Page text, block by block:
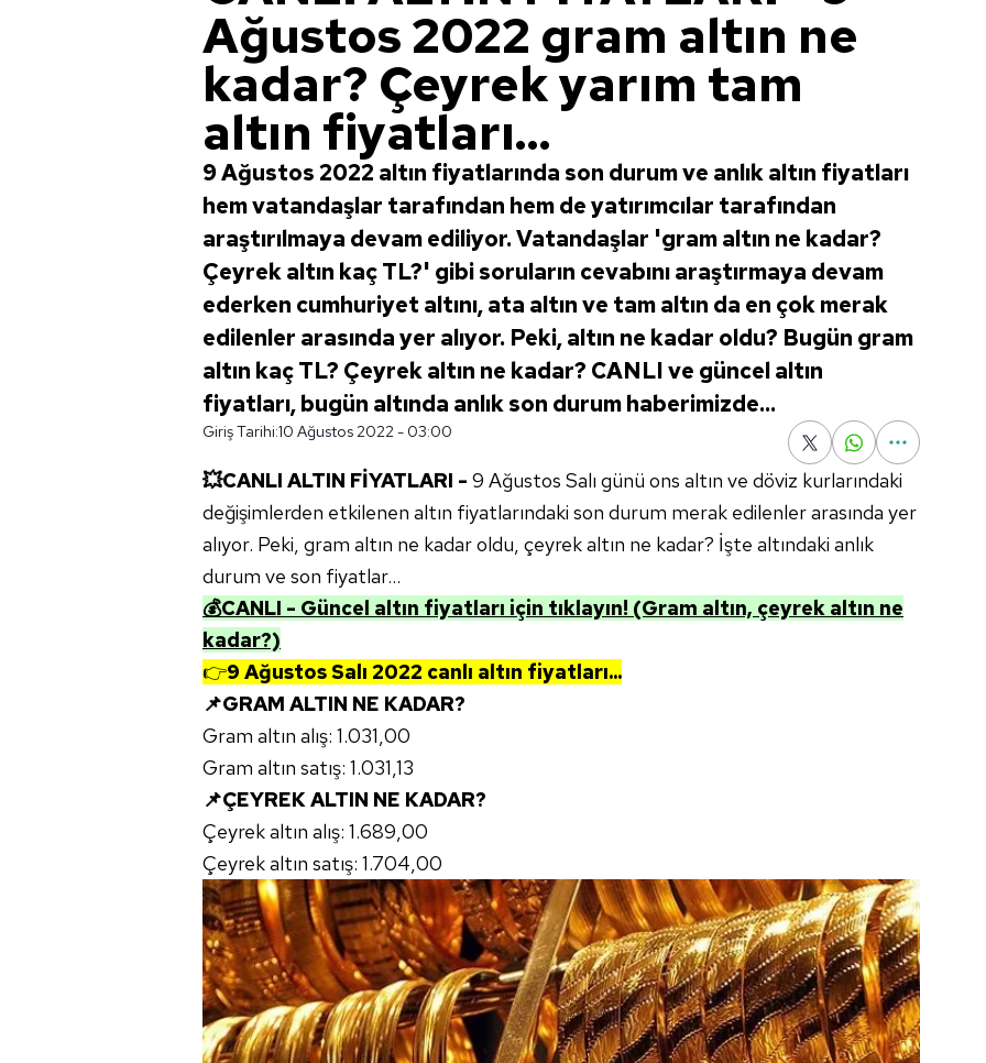
Ağustos 2022 gram altın ne
kadar? Çeyrek yarım tam
altın fiyatları...
9 Ağustos 2022 altın fiyatlarında son durum ve anlık altın fiyatları
hem vatandaşlar tarafından hem de yatırımcılar tarafından
araştırılmaya devam ediliyor. Vatandaşlar 'gram altın ne kadar?
Çeyrek altın kaç TL?' gibi soruların cevabını araştırmaya devam
ederken cumhuriyet altını, ata altın ve tam altın da en çok merak
edilenler arasında yer alıyor. Peki, altın ne kadar oldu? Bugün gram
altın kaç TL? Çeyrek altın ne kadar? CANLI ve güncel altın
fiyatları, bugün altında anlık son durum haberimizde...
Giriş Tarihi:10 Ağustos 2022 - 03:00
💥CANLI ALTIN FİYATLARI - 9 Ağustos Salı günü ons altın ve döviz kurlarındaki
değişimlerden etkilenen altın fiyatlarındaki son durum merak edilenler arasında yer
alıyor. Peki, gram altın ne kadar oldu, çeyrek altın ne kadar? İşte altındaki anlık
durum ve son fiyatlar...
💰CANLI - Güncel altın fiyatları için tıklayın! (Gram altın, çeyrek altın ne
kadar?)
👉9 Ağustos Salı 2022 canlı altın fiyatları...
📌GRAM ALTIN NE KADAR?
Gram altın alış: 1.031,00
Gram altın satış: 1.031,13
📌ÇEYREK ALTIN NE KADAR?
Çeyrek altın alış: 1.689,00
Çeyrek altın satış: 1.704,00